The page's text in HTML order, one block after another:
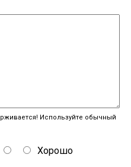
Используйте обычный
Хорошо